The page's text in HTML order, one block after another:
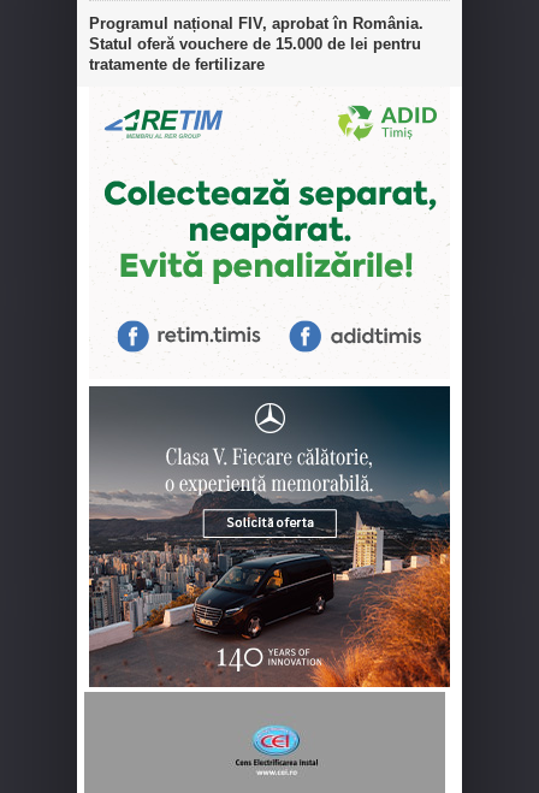
Programul național FIV, aprobat în România.
Statul oferă vouchere de 15.000 de lei pentru
tratamente de fertilizare